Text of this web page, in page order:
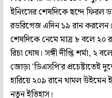
ইনিংসের শেষদিকে ছন্দে ফিরল
রডরিগেজ এদিন ১৯ রান করলেন।
শেষদিকে নেমে মাত্র ৮ বলে ২০
রিচা ঘোষ। সঙ্গী দীপ্তি শর্মা, ২
জোড়া 'ডিএসপি'র প্রচেষ্টাতেই
হারিয়ে ২০৯ রানে থামল উইমেন
নতুন ইতিহাস।